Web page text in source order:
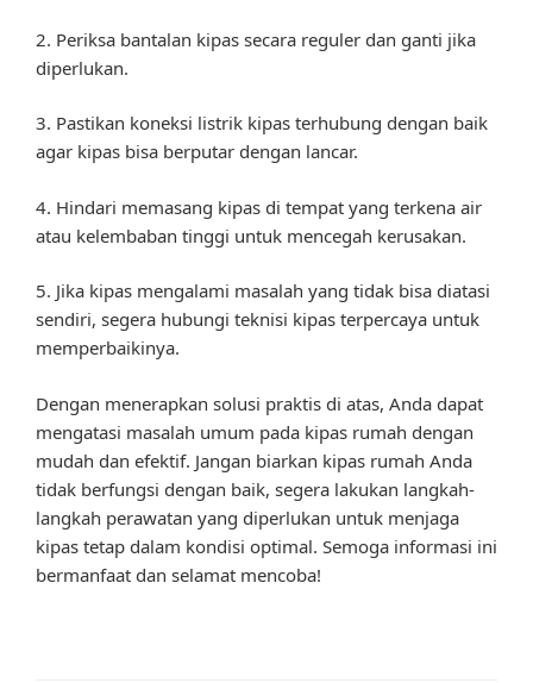
2. Periksa bantalan kipas secara reguler dan ganti jika
diperlukan.
3. Pastikan koneksi listrik kipas terhubung dengan baik
agar kipas bisa berputar dengan lancar.
4. Hindari memasang kipas di tempat yang terkena air
atau kelembaban tinggi untuk mencegah kerusakan.
5. Jika kipas mengalami masalah yang tidak bisa diatasi
sendiri, segera hubungi teknisi kipas terpercaya untuk
memperbaikinya.
Dengan menerapkan solusi praktis di atas, Anda dapat
mengatasi masalah umum pada kipas rumah dengan
mudah dan efektif. Jangan biarkan kipas rumah Anda
tidak berfungsi dengan baik, segera lakukan langkah-
langkah perawatan yang diperlukan untuk menjaga
kipas tetap dalam kondisi optimal. Semoga informasi ini
bermanfaat dan selamat mencoba!